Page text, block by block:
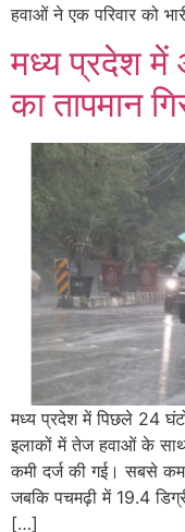
हवाओं ने एक परिवार को
मध्य प्रदेश में
का तापमान
मध्य प्रदेश में पिछले 24
इलाकों में तेज हवाओं के
कमी दर्ज की गई। सबसे कम
जबकि पचमढ़ी में 19.4
[…]